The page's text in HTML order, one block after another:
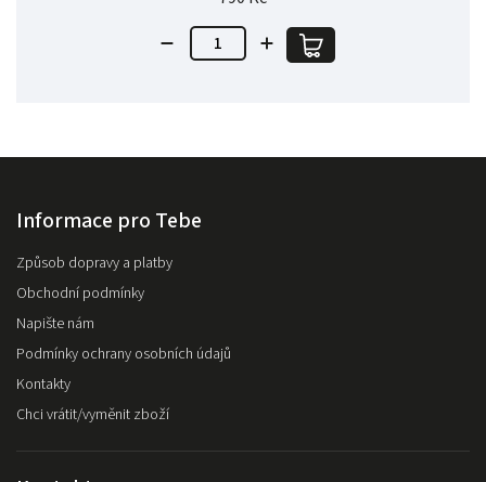
Informace pro Tebe
Způsob dopravy a platby
Obchodní podmínky
Napište nám
Podmínky ochrany osobních údajů
Kontakty
Chci vrátit/vyměnit zboží